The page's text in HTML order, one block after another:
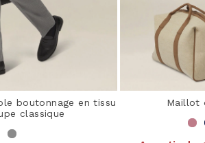
boutonnage en tissu
classique
Maillot